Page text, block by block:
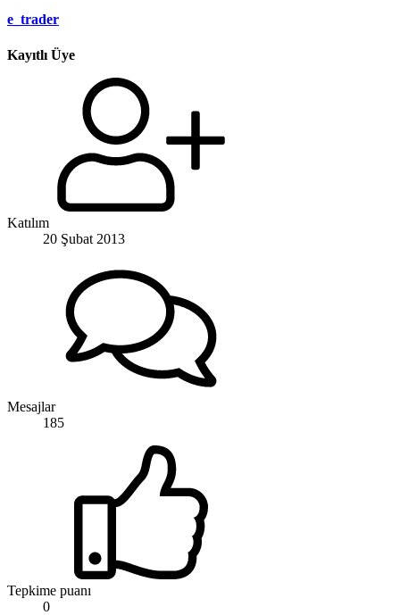
e_trader
Kayıtlı Üye
Katılım
20 Şubat 2013
Mesajlar
185
Tepkime puanı
0